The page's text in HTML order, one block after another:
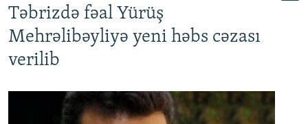
Təbrizdə fəal Yürüş
Mehrəlibəyliyə yeni həbs cəzası
verilib